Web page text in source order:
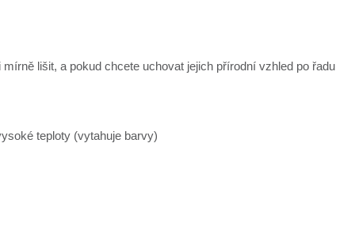
lišit, a pokud chcete uchovat jejich přírodní vzhled po řadu
teploty (vytahuje barvy)